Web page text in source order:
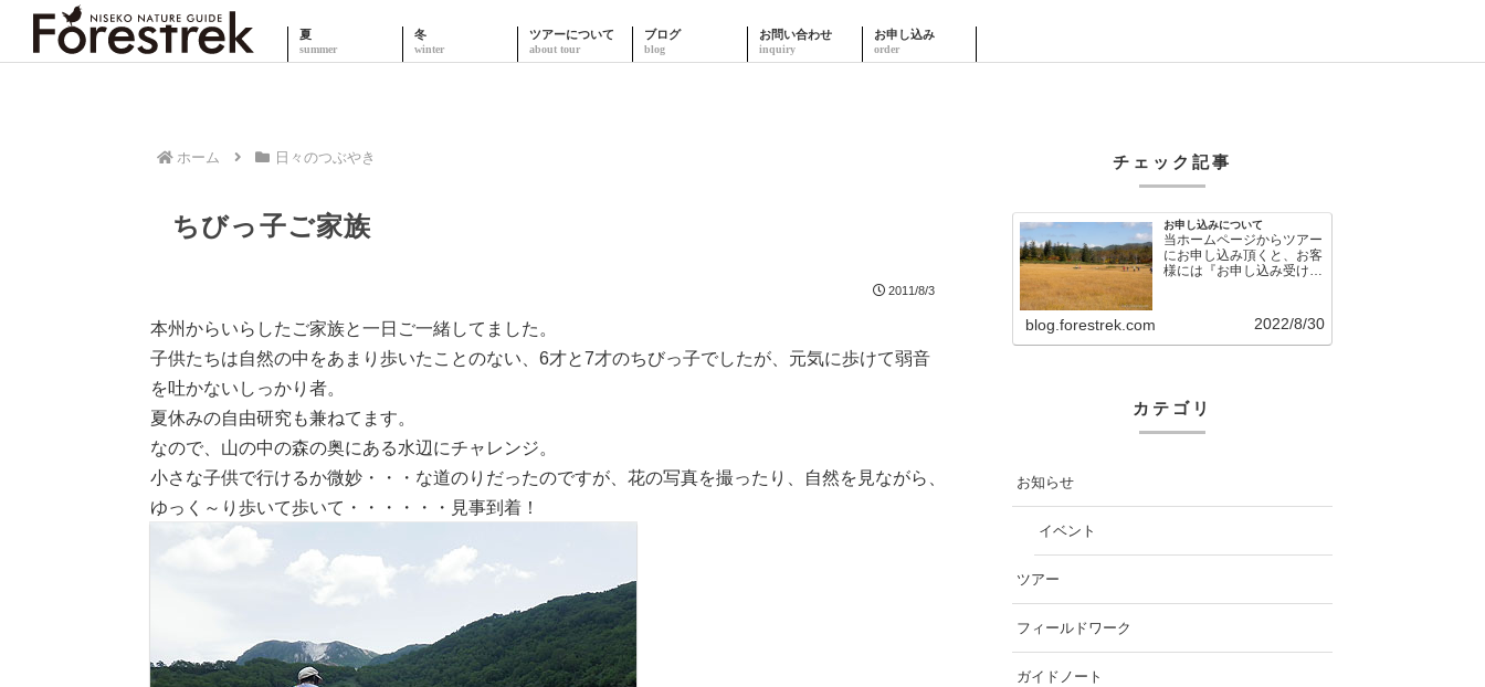
夏 冬 ツアーについて ブログ お問い合わせ お申し込み
ホーム 日々のつぶやき
ちびっ子ご家族
2011/8/3
本州からいらしたご家族と一日ご一緒してました。
子供たちは自然の中をあまり歩いたことのない、6才と7才のちびっ子でしたが、元気に歩けて弱音
を吐かないしっかり者。
夏休みの自由研究も兼ねてます。
なので、山の中の森の奥にある水辺にチャレンジ。
小さな子供で行けるか微妙・・・な道のりだったのですが、花の写真を撮ったり、自然を見ながら、
ゆっく～り歩いて歩いて・・・・・・見事到着！
チェック記事
お申し込みについて
当ホームページからツアー
にお申し込み頂くと、お客
様には『お申し込み受け付
blog.forestrek.com 2022/8/30
カテゴリ
お知らせ
イベント
ツアー
フィールドワーク
ガイドノート